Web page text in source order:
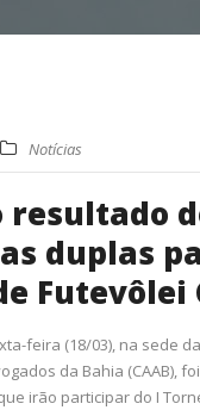
Notícias
resultado
duplas
Futevôlei
feira (18/03), na sede
da Bahia (CAAB),
irão participar do I